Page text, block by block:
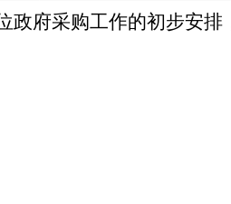
政府采购工作的初步安